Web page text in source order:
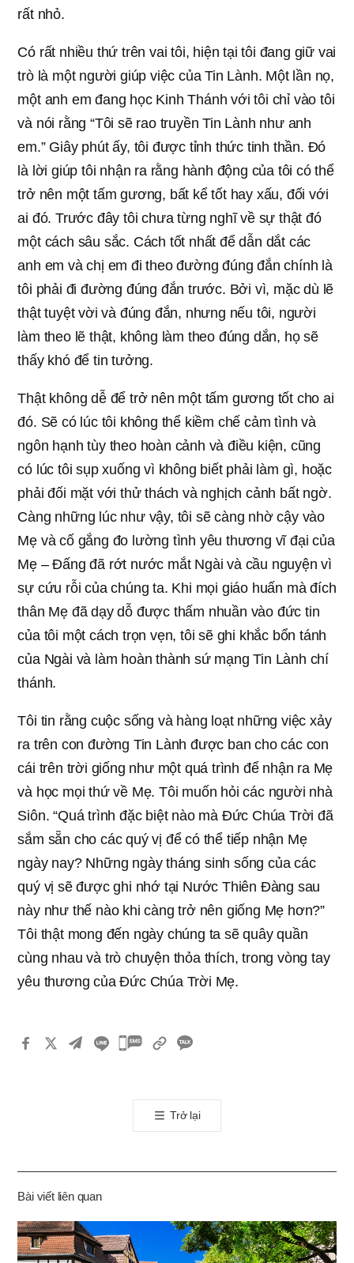
rất nhỏ.
Có rất nhiều thứ trên vai tôi, hiện tại tôi đang giữ vai
trò là một người giúp việc của Tin Lành. Một lần nọ,
một anh em đang học Kinh Thánh với tôi chỉ vào tôi
và nói rằng “Tôi sẽ rao truyền Tin Lành như anh
em.” Giây phút ấy, tôi được tỉnh thức tinh thần. Đó
là lời giúp tôi nhận ra rằng hành động của tôi có thể
trở nên một tấm gương, bất kể tốt hay xấu, đối với
ai đó. Trước đây tôi chưa từng nghĩ về sự thật đó
một cách sâu sắc. Cách tốt nhất để dẫn dắt các
anh em và chị em đi theo đường đúng đắn chính là
tôi phải đi đường đúng đắn trước. Bởi vì, mặc dù lẽ
thật tuyệt vời và đúng đắn, nhưng nếu tôi, người
làm theo lẽ thật, không làm theo đúng dắn, họ sẽ
thấy khó để tin tưởng.
Thật không dễ để trở nên một tấm gương tốt cho ai
đó. Sẽ có lúc tôi không thể kiềm chế cảm tình và
ngôn hạnh tùy theo hoàn cảnh và điều kiện, cũng
có lúc tôi sụp xuống vì không biết phải làm gì, hoặc
phải đối mặt với thử thách và nghịch cảnh bất ngờ.
Càng những lúc như vậy, tôi sẽ càng nhờ cậy vào
Mẹ và cố gắng đo lường tình yêu thương vĩ đại của
Mẹ – Đấng đã rớt nước mắt Ngài và cầu nguyện vì
sự cứu rỗi của chúng ta. Khi mọi giáo huấn mà đích
thân Mẹ đã dạy dỗ được thấm nhuần vào đức tin
của tôi một cách trọn vẹn, tôi sẽ ghi khắc bổn tánh
của Ngài và làm hoàn thành sứ mạng Tin Lành chí
thánh.
Tôi tin rằng cuộc sống và hàng loạt những việc xảy
ra trên con đường Tin Lành được ban cho các con
cái trên trời giống như một quá trình để nhận ra Mẹ
và học mọi thứ về Mẹ. Tôi muốn hỏi các người nhà
Siôn. “Quá trình đặc biệt nào mà Đức Chúa Trời đã
sắm sẵn cho các quý vị để có thể tiếp nhận Mẹ
ngày nay? Những ngày tháng sinh sống của các
quý vị sẽ được ghi nhớ tại Nước Thiên Đàng sau
này như thế nào khi càng trở nên giống Mẹ hơn?”
Tôi thật mong đến ngày chúng ta sẽ quây quần
cùng nhau và trò chuyện thỏa thích, trong vòng tay
yêu thương của Đức Chúa Trời Mẹ.
카
톡
공
기
Trở lại
Bài viết liên quan